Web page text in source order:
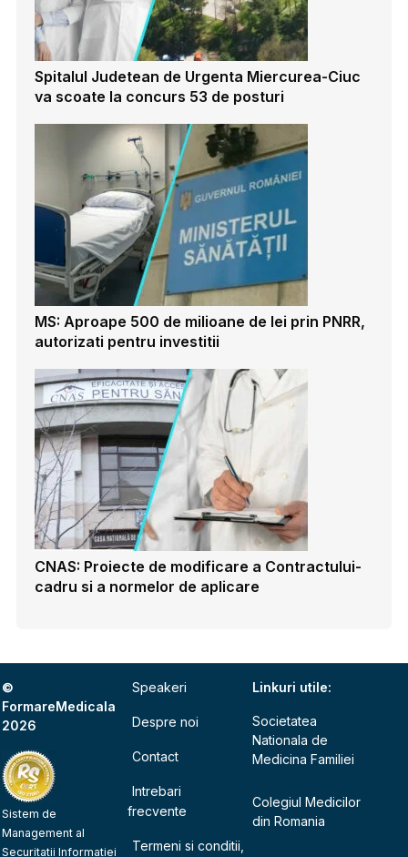
Spitalul Judetean de Urgenta Miercurea-Ciuc
va scoate la concurs 53 de posturi
MS: Aproape 500 de milioane de lei prin PNRR,
autorizati pentru investitii
CNAS: Proiecte de modificare a Contractului-
cadru si a normelor de aplicare
©
FormareMedicala
2026
Sistem de
Management al
Securitatii Informatiei
Speakeri
Despre noi
Contact
Intrebari
frecvente
Termeni si conditii,
Linkuri utile:
Societatea
Nationala de
Medicina Familiei
Colegiul Medicilor
din Romania